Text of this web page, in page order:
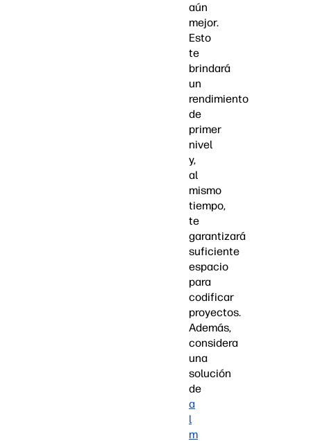
aún
mejor.
Esto
te
brindará
un
rendimiento
de
primer
nivel
y,
al
mismo
tiempo,
te
garantizará
suficiente
espacio
para
codificar
proyectos.
Además,
considera
una
solución
de
a
l
m